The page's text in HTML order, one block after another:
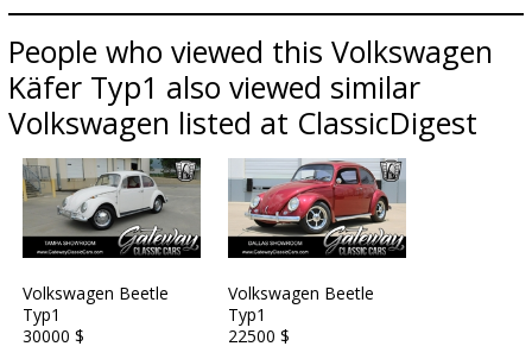
People who viewed this Volkswagen
Käfer Typ1 also viewed similar
Volkswagen listed at ClassicDigest
Volkswagen Beetle
Typ1
30000 $
Volkswagen Beetle
Typ1
22500 $